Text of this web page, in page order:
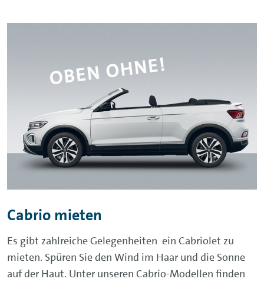
Cabrio mieten
Es gibt zahlreiche Gelegenheiten ein Cabriolet zu
mieten. Spüren Sie den Wind im Haar und die Sonne
auf der Haut. Unter unseren Cabrio-Modellen finden